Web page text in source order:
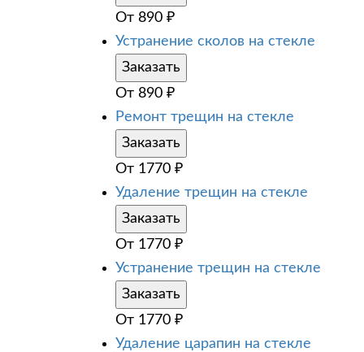
От 890 ₽
Устранение сколов на стекле
Заказать
От 890 ₽
Ремонт трещин на стекле
Заказать
От 1770 ₽
Удаление трещин на стекле
Заказать
От 1770 ₽
Устранение трещин на стекле
Заказать
От 1770 ₽
Удаление царапин на стекле